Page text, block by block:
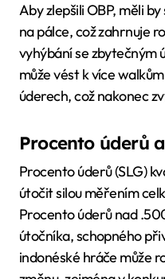
Aby zlepšili OBP, měli
na pálce, což zahrnuje
vyhýbání se zbytečným
může vést k více
úderech, což nakonec
Procento úderů
Procento úderů (SLG)
útočit silou měřením
Procento úderů nad
útočníka, schopného
indonéské hráče může